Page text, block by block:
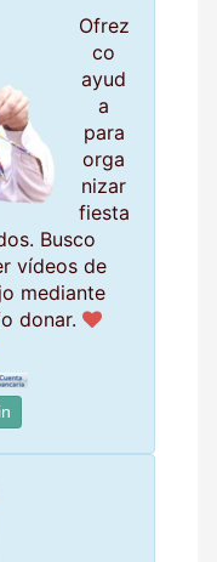
Ofrez
co
ayud
a
para
orga
nizar
fiesta
Busco
vídeos de
mediante
donar.